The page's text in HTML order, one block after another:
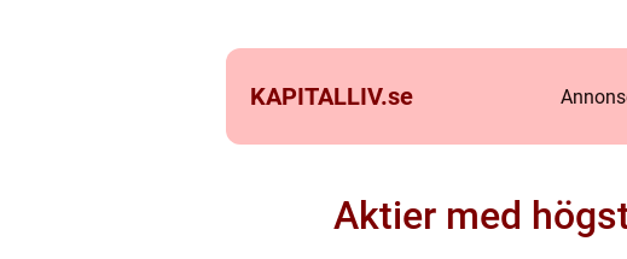
KAPITALLIV.se
Aktier med